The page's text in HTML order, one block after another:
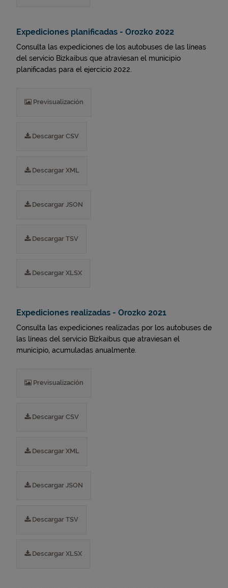
Expediciones planificadas - Orozko 2022
Consulta las expediciones de los autobuses de las líneas
del servicio Bizkaibus que atraviesan el municipio
planificadas para el ejercicio 2022.
Previsualización
Descargar CSV
Descargar XML
Descargar JSON
Descargar TSV
Descargar XLSX
Expediciones realizadas - Orozko 2021
Consulta las expediciones realizadas por los autobuses de
las líneas del servicio Bizkaibus que atraviesan el
municipio, acumuladas anualmente.
Previsualización
Descargar CSV
Descargar XML
Descargar JSON
Descargar TSV
Descargar XLSX